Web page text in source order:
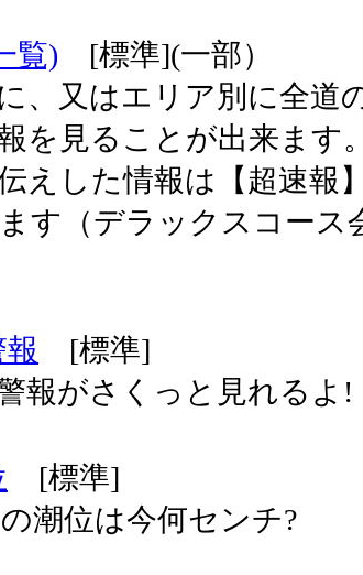
覧) [標準](一部）
、又はエリア別に全道
を見ることが出来ます
えした情報は【超速報
す（デラックスコース
[標準]
報がさくっと見れるよ!
[標準]
潮位は今何センチ?